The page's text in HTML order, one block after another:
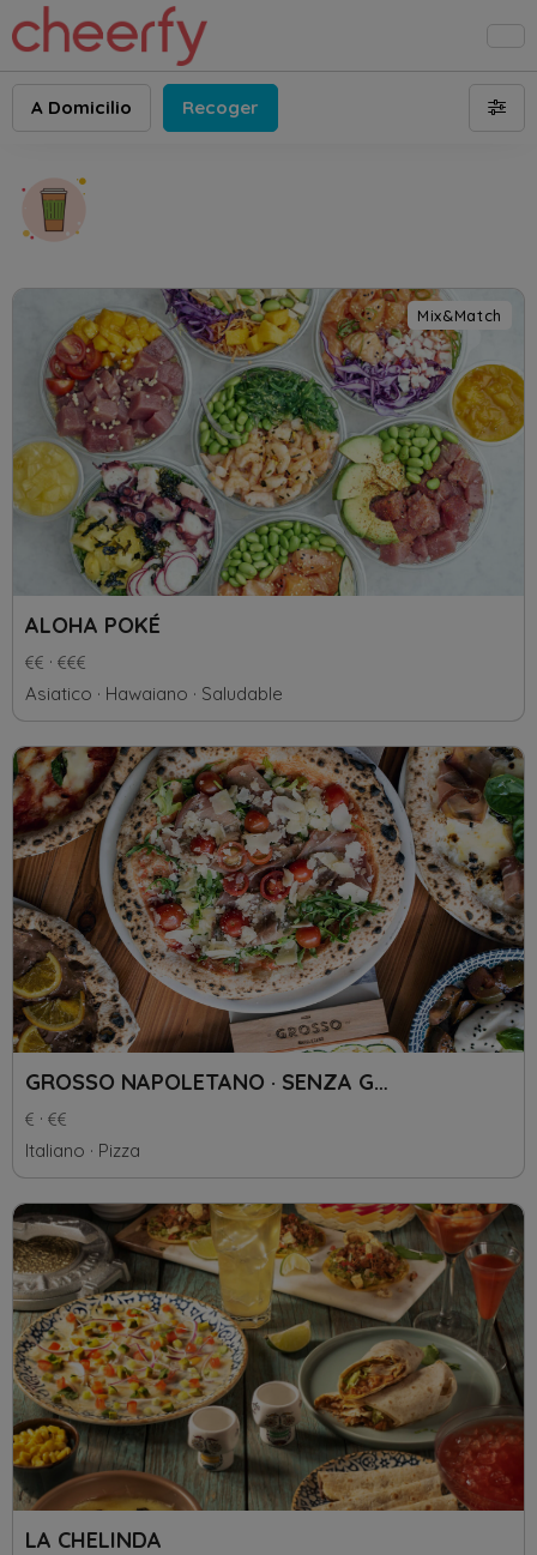
A Domicilio Recoger
Mix&Match
ALOHA POKÉ
Asiatico Hawaiano Saludable
GROSSO NAPOLETANO · SENZA GLUTINE
Italiano Pizza
LA CHELINDA